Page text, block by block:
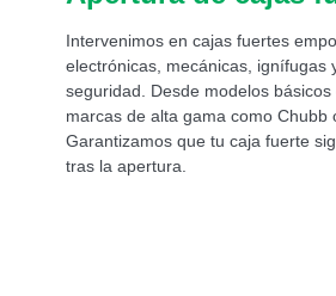
Intervenimos en cajas fuertes
electrónicas, mecánicas, ignífugas
seguridad. Desde modelos básicos
marcas de alta gama como Chubb
Garantizamos que tu caja fuerte
tras la apertura.